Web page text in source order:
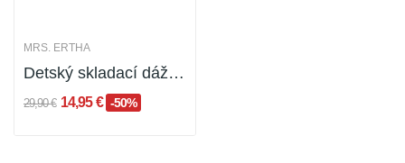
MRS. ERTHA
Detský skladací dáždnik, aj pre dospelých -...
29,90 € 14,95 € -50%